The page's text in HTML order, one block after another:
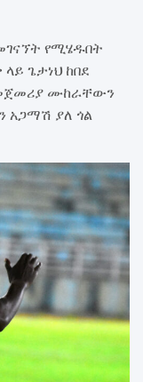
የሚሄዱበት
ጌታነህ ከበደ
ሙከራቸውን
አጋማሽ ያለ ጎል